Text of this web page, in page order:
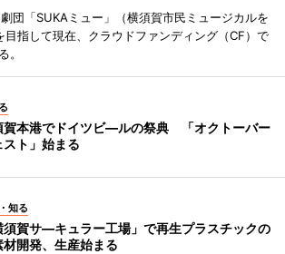
団「SUKAミュー」（横須賀市民ミュージカルを
目指して現在、クラウドファンディング（CF）で
。
賀本港でドイツビ―ルの祭典 「オクトーバー
スト」始まる
知る
須賀サ―キュラー工場」で再生プラスチックの
材開発、生産始まる